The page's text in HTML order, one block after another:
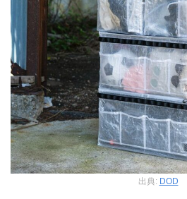
出典: DOD